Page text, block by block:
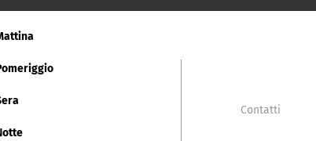
Contatti